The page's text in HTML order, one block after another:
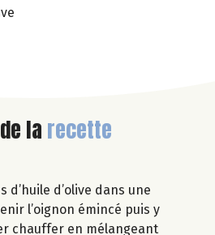
de la recette
d’huile d’olive dans une
l’oignon émincé puis y
chauffer en mélangeant